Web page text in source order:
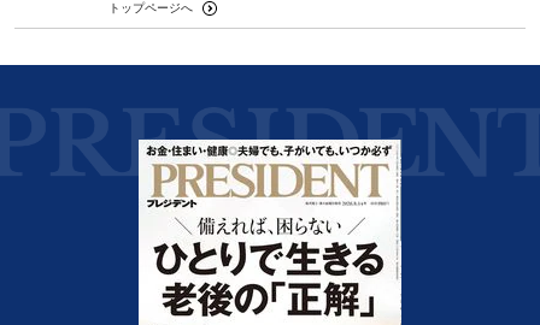
トップページへ